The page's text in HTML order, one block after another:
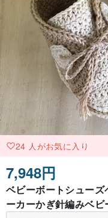
24 人がお気に入り
7,948円
ベビーボートシュー
ーカーかぎ針編みベビ